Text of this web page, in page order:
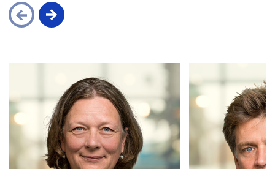
a
n
d
navigatie
over
(Neem
contact
met
ons
op)